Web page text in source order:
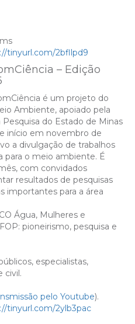
tinyurl.com/2bfllpd9
– Edição
é um projeto do
Ambiente, apoiado pela
do Estado de Minas
início em novembro de
a divulgação de trabalhos
para o meio ambiente. É
com convidados
resultados de pesquisas
importantes para a área
Água, Mulheres e
pioneirismo, pesquisa e
especialistas,
civil.
pelo Youtube).
tinyurl.com/2ylb3pac